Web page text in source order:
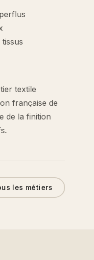
textile
française de
de la finition
les métiers